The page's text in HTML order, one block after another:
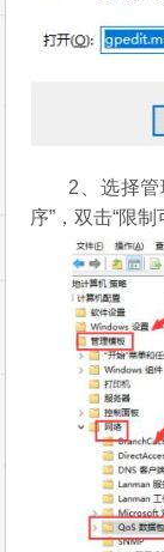
2、选择管
序”，双击“限制